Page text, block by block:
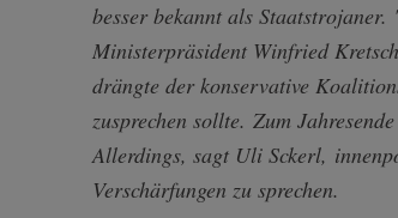
besser bekannt als
Ministerpräsident Winfried
drängte der konservative
zusprechen sollte. Zum
Allerdings, sagt Uli Sckerl,
Verschärfungen zu sprechen.